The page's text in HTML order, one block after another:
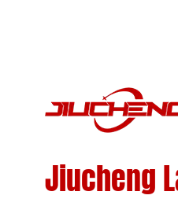
Jiucheng